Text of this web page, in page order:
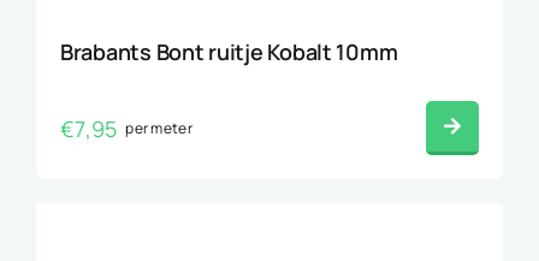
Brabants Bont ruitje Kobalt 10mm
€7,95 per meter